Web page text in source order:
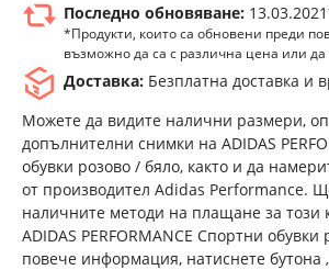
Последно обновяване:
*Продукти, които са обновени преди
възможно да са с различна цена или
Доставка: Безплатна доставка и
Можете да видите налични размери,
допълнителни снимки на ADIDAS
обувки розово / бяло, както и да
от производител Adidas Performance.
наличните методи на плащане за този
ADIDAS PERFORMANCE Спортни обувки
повече информация, натиснете бутона